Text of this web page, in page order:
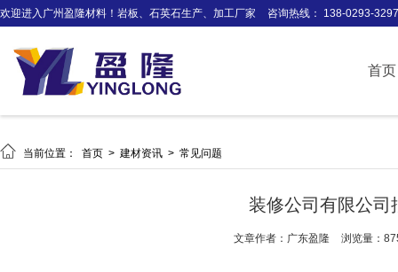
欢迎进入广州盈隆材料！岩板、石英石生产、加工厂家 咨询热线： 138-0293-3297
首页
 当前位置： 首页 > 建材资讯 > 常见问题
装修公司有限公
文章作者：广东盈隆 浏览量：